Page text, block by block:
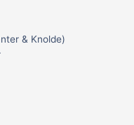
& Knolde)